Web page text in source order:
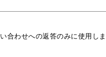
合わせへの返答のみに使用し